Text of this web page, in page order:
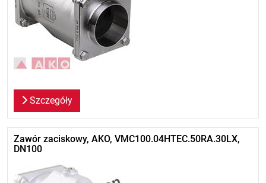
Szczegóły
Zawór zaciskowy, AKO, VMC100.04HTEC.50RA.30LX,
DN100